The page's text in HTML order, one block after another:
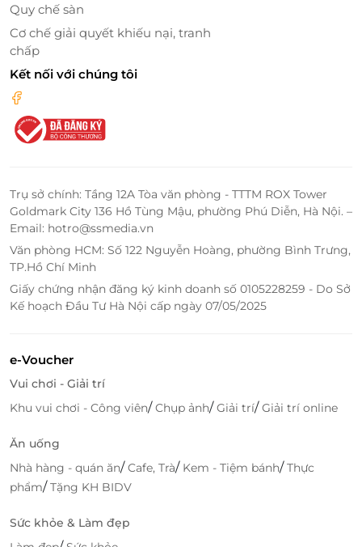
Quy chế sàn
Cơ chế giải quyết khiếu nại, tranh
chấp
Kết nối với chúng tôi
Trụ sở chính: Tầng 12A Tòa văn phòng - TTTM ROX Tower
Goldmark City 136 Hồ Tùng Mậu, phường Phú Diễn, Hà Nội. –
Email: hotro@ssmedia.vn
Văn phòng HCM: Số 122 Nguyễn Hoàng, phường Bình Trưng,
TP.Hồ Chí Minh
Giấy chứng nhận đăng ký kinh doanh số 0105228259 - Do Sở
Kế hoạch Đầu Tư Hà Nội cấp ngày 07/05/2025
e-Voucher
Vui chơi - Giải trí
Khu vui chơi - Công viên/Chụp ảnh/Giải trí/Giải trí online
Ăn uống
Nhà hàng - quán ăn/Cafe, Trà/ Kem - Tiệm bánh/Thực
phẩm/Tặng KH BIDV
Sức khỏe & Làm đẹp